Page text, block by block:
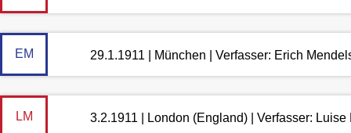
EM 29.1.1911 | München | Verfasser: Erich
LM 3.2.1911 | London (England) | Verfasser: Luise